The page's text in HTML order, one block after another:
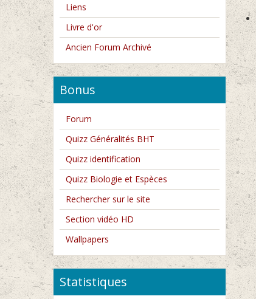
Liens
Livre d'or
Ancien Forum Archivé
Bonus
Forum
Quizz Généralités BHT
Quizz identification
Quizz Biologie et Espèces
Rechercher sur le site
Section vidéo HD
Wallpapers
Statistiques